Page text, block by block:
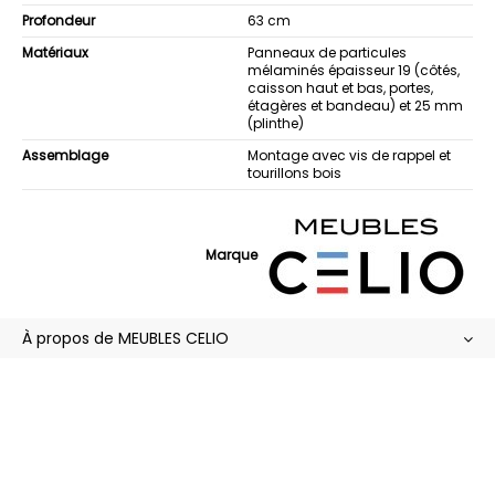
Profondeur
63 cm
Matériaux
Panneaux de particules
mélaminés épaisseur 19 (côtés,
caisson haut et bas, portes,
étagères et bandeau) et 25 mm
(plinthe)
Assemblage
Montage avec vis de rappel et
tourillons bois
Marque
À propos de MEUBLES CELIO